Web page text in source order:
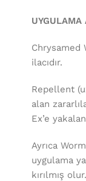
UYGULAMA
Chrysamed
ilacıdır.
Repellent
alan
Ex’e
Ayrıca
uygulama
kırılmış olur.